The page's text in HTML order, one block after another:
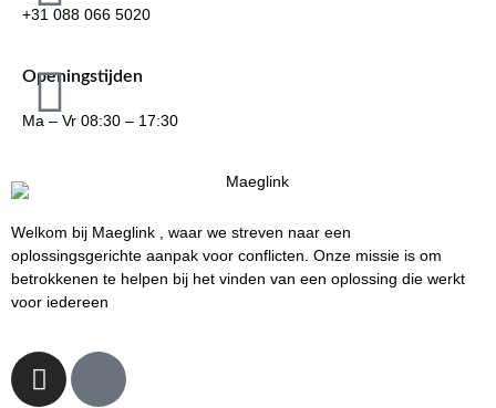
+31 088 066 5020
Openingstijden
Ma – Vr 08:30 – 17:30
Welkom bij Maeglink , waar we streven naar een
oplossingsgerichte aanpak voor conflicten. Onze missie is om
betrokkenen te helpen bij het vinden van een oplossing die werkt
voor iedereen